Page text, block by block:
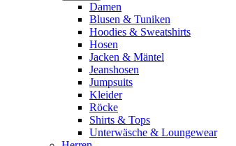
Damen
Blusen & Tuniken
Hoodies & Sweatshirts
Hosen
Jacken & Mäntel
Jeanshosen
Jumpsuits
Kleider
Röcke
Shirts & Tops
Unterwäsche & Loungewear